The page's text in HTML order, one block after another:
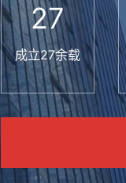
27
成立27余载